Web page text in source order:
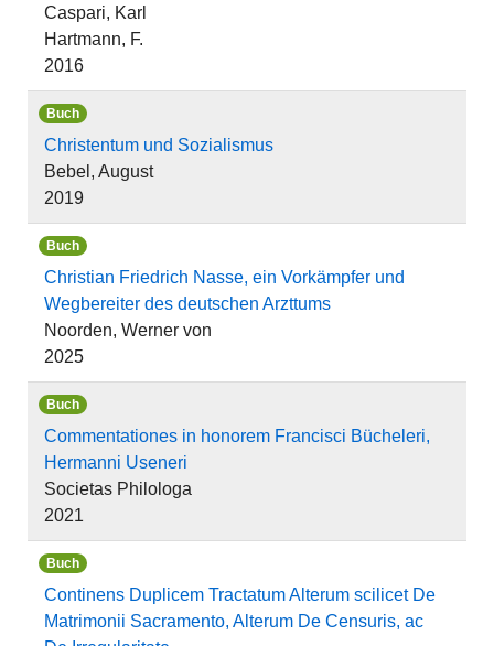
Caspari, Karl
Hartmann, F.
2016
Buch
Christentum und Sozialismus
Bebel, August
2019
Buch
Christian Friedrich Nasse, ein Vorkämpfer und
Wegbereiter des deutschen Arzttums
Noorden, Werner von
2025
Buch
Commentationes in honorem Francisci Bücheleri,
Hermanni Useneri
Societas Philologa
2021
Buch
Continens Duplicem Tractatum Alterum scilicet De
Matrimonii Sacramento, Alterum De Censuris, ac